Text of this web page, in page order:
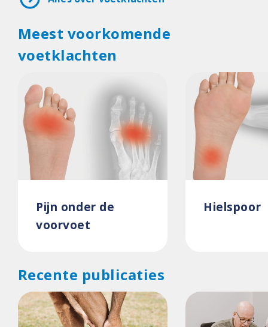
Meest voorkomende
voetklachten
Pijn onder de
voorvoet
Hielspoor
Recente publicaties